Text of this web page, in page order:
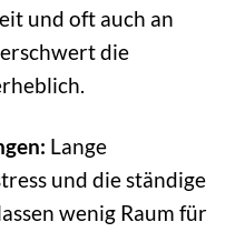
und oft auch an
die
Lange
und die ständige
wenig Raum für